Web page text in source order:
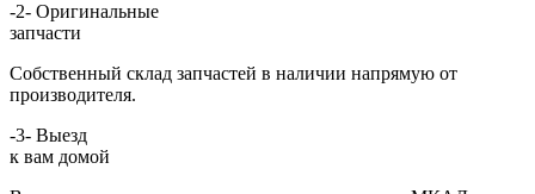
-2- Оригинальные
запчасти
Собственный склад запчастей в наличии напрямую от
производителя.
-3- Выезд
к вам домой